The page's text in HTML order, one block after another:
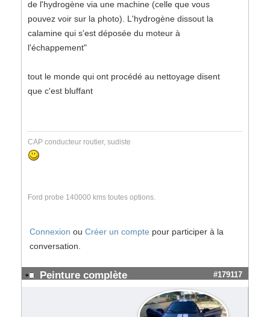
de l'hydrogène via une machine (celle que vous
pouvez voir sur la photo). L'hydrogène dissout la
calamine qui s'est déposée du moteur à
l'échappement"
tout le monde qui ont procédé au nettoyage disent
que c'est bluffant
CAP conducteur routier, sudiste
Ford probe 140000 kms toutes options.
Connexion ou Créer un compte pour participer à la
conversation.
Peinture complète #179117